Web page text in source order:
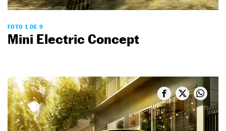
FOTO 1 DE 9
Mini Electric Concept